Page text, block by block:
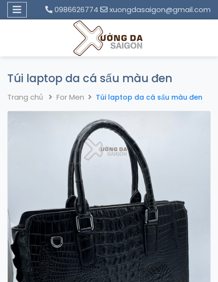
0986626774 xuongdasaigon@gmail.com
Túi laptop da cá sấu màu đen
Trang chủ For Men Túi laptop da cá sấu màu đen